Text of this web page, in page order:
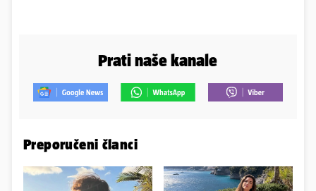
Prati naše kanale
Preporučeni članci